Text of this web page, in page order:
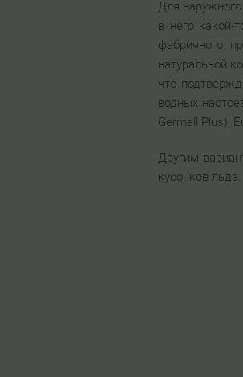
Для
в него какой-
фабричного
натуральной
что
водных
Germall Plus),
Другим
кусочков льда.